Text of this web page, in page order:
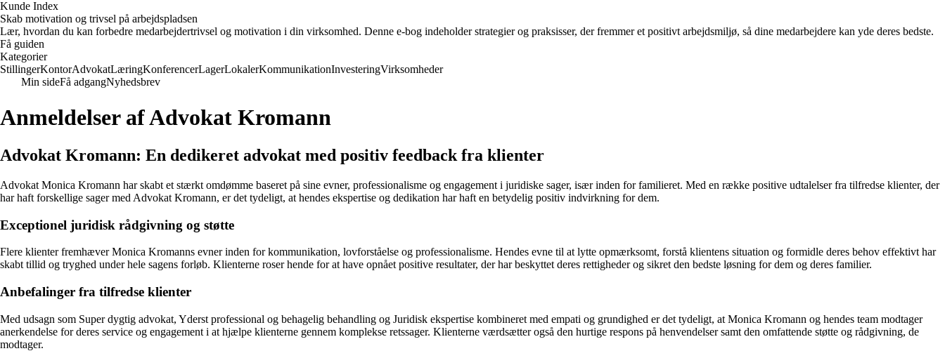
Kunde Index
Skab motivation og trivsel på arbejdspladsen
Lær, hvordan du kan forbedre medarbejdertrivsel og motivation i din virksomhed. Denne e-bog indeholder strategier og praksisser, der fremmer et positivt arbejdsmiljø, så dine medarbejdere kan yde deres bedste.
Få guiden
Kategorier
StillingerKontorAdvokatLæringKonferencerLagerLokalerKommunikationInvesteringVirksomheder
Min sideFå adgangNyhedsbrev
Anmeldelser af Advokat Kromann
Advokat Kromann: En dedikeret advokat med positiv feedback fra klienter
Advokat Monica Kromann har skabt et stærkt omdømme baseret på sine evner, professionalisme og engagement i juridiske sager, især inden for familieret. Med en række positive udtalelser fra tilfredse klienter, der
har haft forskellige sager med Advokat Kromann, er det tydeligt, at hendes ekspertise og dedikation har haft en betydelig positiv indvirkning for dem.
Exceptionel juridisk rådgivning og støtte
Flere klienter fremhæver Monica Kromanns evner inden for kommunikation, lovforståelse og professionalisme. Hendes evne til at lytte opmærksomt, forstå klientens situation og formidle deres behov effektivt har
skabt tillid og tryghed under hele sagens forløb. Klienterne roser hende for at have opnået positive resultater, der har beskyttet deres rettigheder og sikret den bedste løsning for dem og deres familier.
Anbefalinger fra tilfredse klienter
Med udsagn som Super dygtig advokat, Yderst professional og behagelig behandling og Juridisk ekspertise kombineret med empati og grundighed er det tydeligt, at Monica Kromann og hendes team modtager
anerkendelse for deres service og engagement i at hjælpe klienterne gennem komplekse retssager. Klienterne værdsætter også den hurtige respons på henvendelser samt den omfattende støtte og rådgivning, de
modtager.